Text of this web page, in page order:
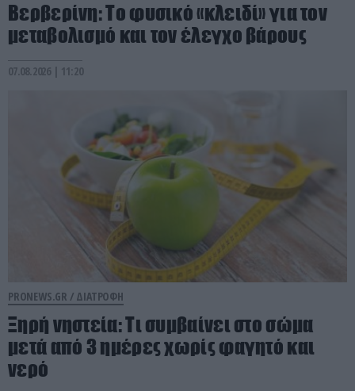
Βερβερίνη: Το φυσικό «κλειδί» για τον
μεταβολισμό και τον έλεγχο βάρους
07.08.2026 | 11:20
PRONEWS.GR / ΔΙΑΤΡΟΦΗ
Ξηρή νηστεία: Τι συμβαίνει στο σώμα
μετά από 3 ημέρες χωρίς φαγητό και
νερό